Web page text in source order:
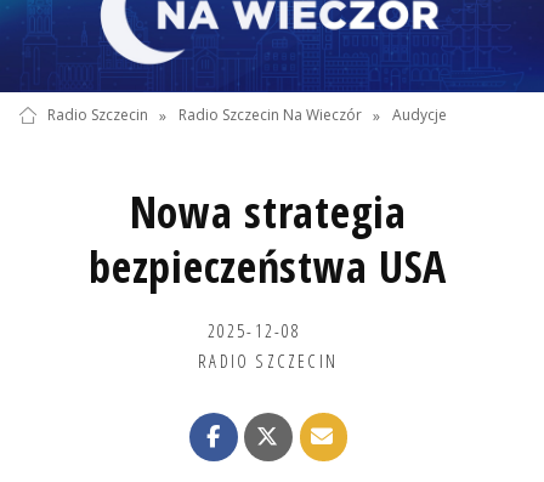
Radio Szczecin » Radio Szczecin Na Wieczór » Audycje
Nowa strategia
bezpieczeństwa USA
2025-12-08
RADIO SZCZECIN